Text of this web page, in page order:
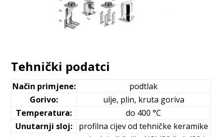
Tehnički podatci
Način primjene:
podtlak
Gorivo:
ulje, plin, kruta goriva
Temperatura:
do 400 °C
Unutarnji sloj:
profilna cijev od tehničke keramike